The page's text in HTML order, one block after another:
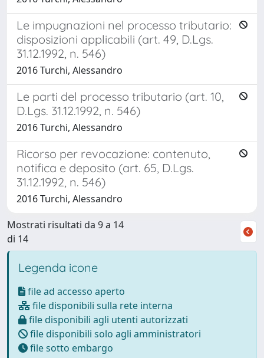
Le impugnazioni nel processo tributario:
disposizioni applicabili (art. 49, D.Lgs.
31.12.1992, n. 546)
2016 Turchi, Alessandro
Le parti del processo tributario (art. 10,
D.Lgs. 31.12.1992, n. 546)
2016 Turchi, Alessandro
Ricorso per revocazione: contenuto,
notifica e deposito (art. 65, D.Lgs.
31.12.1992, n. 546)
2016 Turchi, Alessandro
Mostrati risultati da 9 a 14
di 14
Legenda icone
file ad accesso aperto
file disponibili sulla rete interna
file disponibili agli utenti autorizzati
file disponibili solo agli amministratori
file sotto embargo